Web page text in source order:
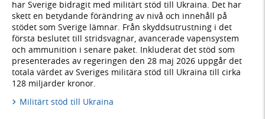
har Sverige bidragit med militärt stöd till Ukraina. Det har
skett en betydande förändring av nivå och innehåll på
stödet som Sverige lämnar. Från skyddsutrustning i det
första beslutet till stridsvagnar, avancerade vapensystem
och ammunition i senare paket. Inkluderat det stöd som
presenterades av regeringen den 28 maj 2026 uppgår det
totala värdet av Sveriges militära stöd till Ukraina till cirka
128 miljarder kronor.
Militärt stöd till Ukraina